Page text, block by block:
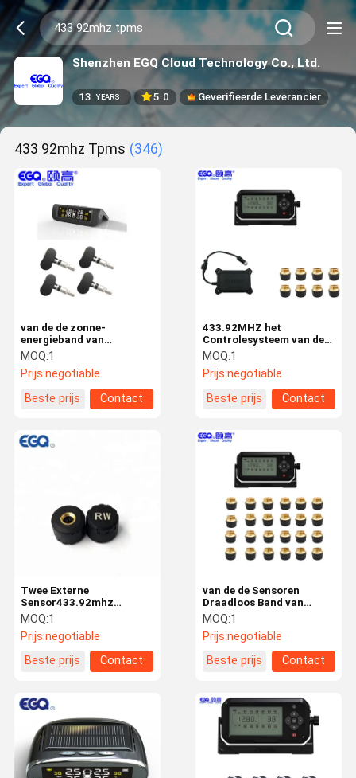
Shenzhen EGQ Cloud Technology Co., Ltd.
13 YEARS 5.0 Geverifieerde Leverancier
433 92mhz Tpms (346)
van de de zonne-
energieband van
433.92mhz TPMS de Druk
Controlesysteem
MOQ:1
Prijs:negotiable
Beste prijs
Contact
433.92MHZ het
Controlesysteem van de
banddruk
MOQ:1
Prijs:negotiable
Beste prijs
Contact
Twee Externe
Sensor433.92mhz
Motorfiets TPMS voor
Fiets
MOQ:1
Prijs:negotiable
Beste prijs
Contact
van de de Sensoren
Draadloos Band van
433.92MHZ OTR de Druk
Controlesysteem
MOQ:1
Prijs:negotiable
Beste prijs
Contact